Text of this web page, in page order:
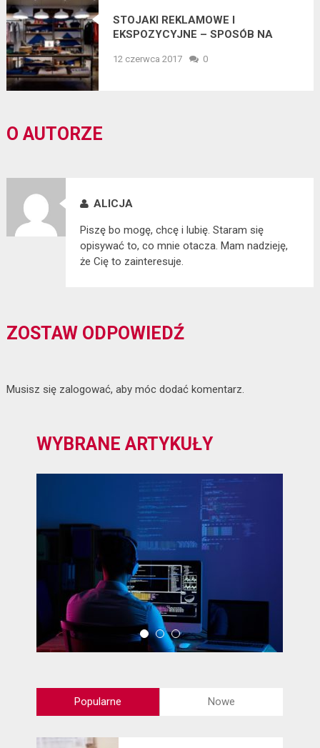
STOJAKI REKLAMOWE I
EKSPOZYCYJNE – SPOSÓB NA
12 czerwca 2017 0
O AUTORZE
ALICJA
Piszę bo mogę, chcę i lubię. Staram się
opisywać to, co mnie otacza. Mam nadzieję,
że Cię to zainteresuje.
ZOSTAW ODPOWIEDŹ
Musisz się zalogować, aby móc dodać komentarz.
WYBRANE ARTYKUŁY
Popularne Nowe